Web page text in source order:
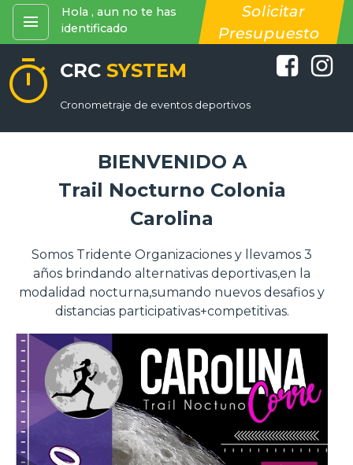
menu
Hola , aun no te has
identificado
Solicitar
Presupuesto
timer CRC SYSTEM
Cronometraje de eventos deportivos
BIENVENIDO A
Trail Nocturno Colonia
Carolina
Somos Tridente Organizaciones y llevamos 3
años brindando alternativas deportivas,en la
modalidad nocturna,sumando nuevos desafios y
distancias participativas+competitivas.